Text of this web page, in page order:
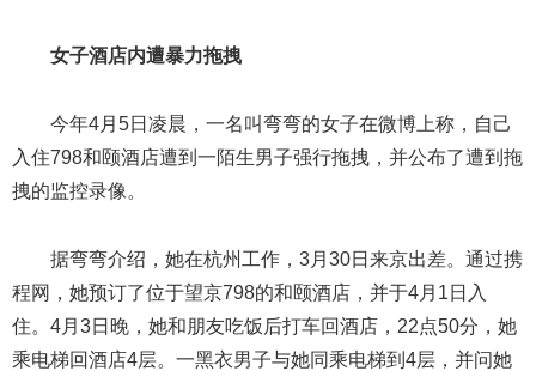
女子酒店内遭暴力拖拽
今年4月5日凌晨，一名叫弯弯的女子在微博上称，自己
入住798和颐酒店遭到一陌生男子强行拖拽，并公布了遭到拖
拽的监控录像。
据弯弯介绍，她在杭州工作，3月30日来京出差。通过携
程网，她预订了位于望京798的和颐酒店，并于4月1日入
住。4月3日晚，她和朋友吃饭后打车回酒店，22点50分，她
乘电梯回酒店4层。一黑衣男子与她同乘电梯到4层，并问她